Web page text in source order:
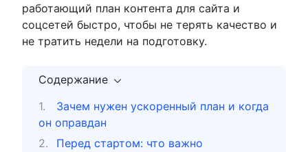
работающий план контента для сайта и
соцсетей быстро, чтобы не терять качество и
не тратить недели на подготовку.
Содержание
Зачем нужен ускоренный план и когда
он оправдан
Перед стартом: что важно